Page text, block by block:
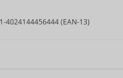
-4024144456444 (EAN-13)